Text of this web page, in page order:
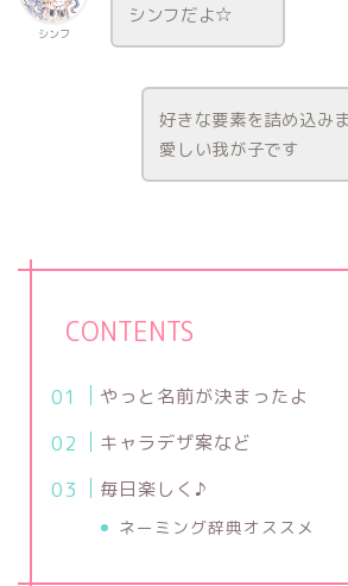
シンフ
シンフだよ☆
好きな要素を詰め込み
愛しい我が子です
CONTENTS
やっと名前が決まったよ
キャラデザ案など
毎日楽しく♪
ネーミング辞典オススメ